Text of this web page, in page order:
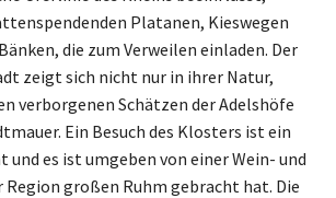
Platanen, Kieswegen
die zum Verweilen einladen. Der
zeigt sich nicht nur in ihrer Natur,
verborgenen Schätzen der Adelshöfe
Ein Besuch des Klosters ist ein
es ist umgeben von einer Wein- und
Region großen Ruhm gebracht hat. Die